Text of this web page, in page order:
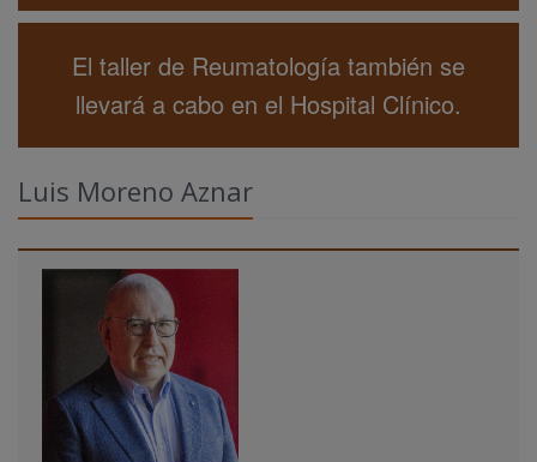
El taller de Reumatología también se
llevará a cabo en el Hospital Clínico.
Luis Moreno Aznar